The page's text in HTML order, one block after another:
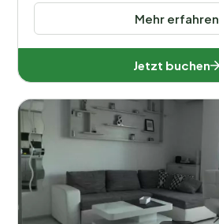
Mehr erfahren
Jetzt buchen